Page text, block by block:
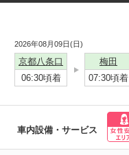
2026年08月09日(日)
京都八条口
06:30頃着
梅田
07:30頃着
車内設備・サービス